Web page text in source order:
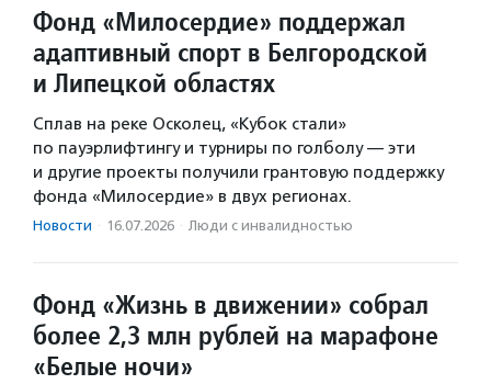
Фонд «Милосердие» поддержал
адаптивный спорт в Белгородской
и Липецкой областях
Сплав на реке Осколец, «Кубок стали»
по пауэрлифтингу и турниры по голболу — эти
и другие проекты получили грантовую поддержку
фонда «Милосердие» в двух регионах.
Новости · 16.07.2026 · Люди с инвалидностью
Фонд «Жизнь в движении» собрал
более 2,3 млн рублей на марафоне
«Белые ночи»